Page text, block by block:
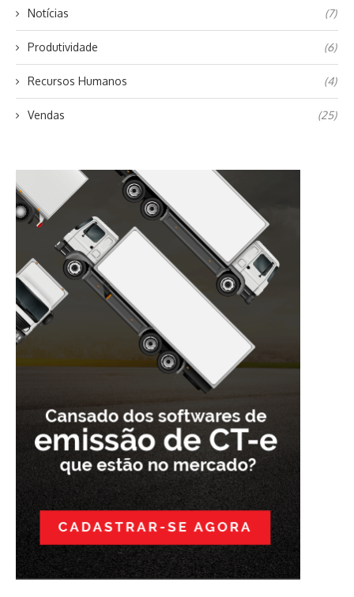
Notícias (7)
Produtividade (6)
Recursos Humanos (4)
Vendas (25)